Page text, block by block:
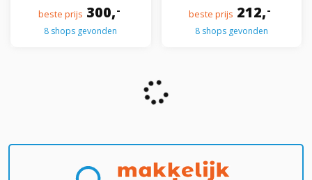
beste prijs 300,-
8 shops gevonden
beste prijs 212,-
8 shops gevonden